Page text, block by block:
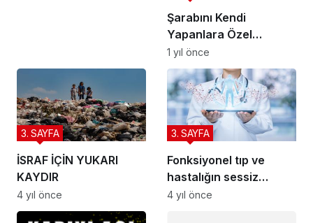
Şarabını Kendi
Yapanlara Özel
Tavsiyeler
1 yıl önce
İSRAF İÇİN YUKARI
KAYDIR
3. SAYFA
4 yıl önce
Fonksiyonel tıp ve
hastalığın sessiz
adımları
3. SAYFA
4 yıl önce